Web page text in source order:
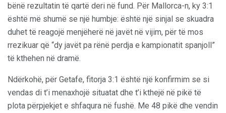
bënë rezultatin të qartë deri në fund. Për Mallorca-n, ky 3:1
është më shumë se një humbje: është një sinjal se skuadra
duhet të reagojë menjëherë në javët në vijim, për të mos
rrezikuar që “dy javët pa rënë perdja e kampionatit spanjoll”
të kthehen në dramë.
Ndërkohë, për Getafe, fitorja 3:1 është një konfirmim se si
vendas di t’i menaxhojë situatat dhe t’i kthejë në pikë të
plota përpjekjet e shfaqura në fushë. Me 48 pikë dhe vendin